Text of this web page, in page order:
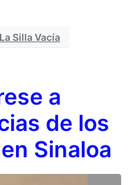
La Silla Vacía
a
de los
Sinaloa